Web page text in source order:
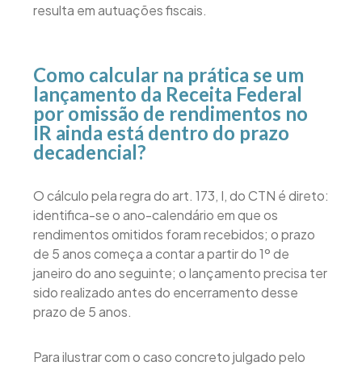
resulta em autuações fiscais.
Como calcular na prática se um
lançamento da Receita Federal
por omissão de rendimentos no
IR ainda está dentro do prazo
decadencial?
O cálculo pela regra do art. 173, I, do CTN é direto:
identifica-se o ano-calendário em que os
rendimentos omitidos foram recebidos; o prazo
de 5 anos começa a contar a partir do 1º de
janeiro do ano seguinte; o lançamento precisa ter
sido realizado antes do encerramento desse
prazo de 5 anos.
Para ilustrar com o caso concreto julgado pelo